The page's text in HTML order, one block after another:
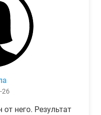
26
него. Результат